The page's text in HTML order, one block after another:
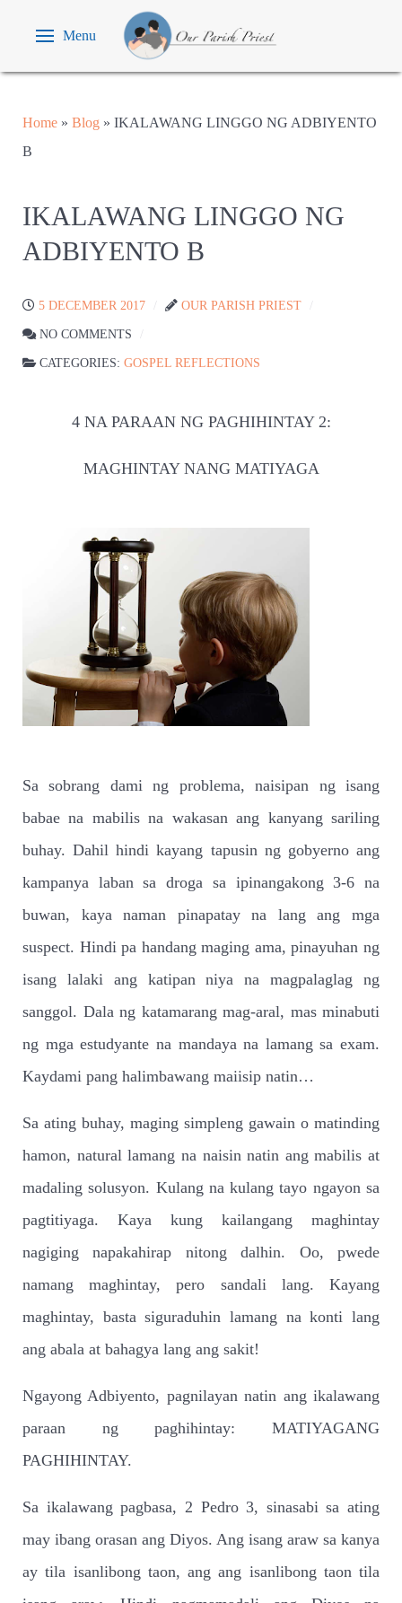
Menu
Home » Blog » IKALAWANG LINGGO NG ADBIYENTO
B
IKALAWANG LINGGO NG
ADBIYENTO B
5 DECEMBER 2017 OUR PARISH PRIEST
NO COMMENTS
CATEGORIES: GOSPEL REFLECTIONS
4 NA PARAAN NG PAGHIHINTAY 2:
MAGHINTAY NANG MATIYAGA
Sa sobrang dami ng problema, naisipan ng isang
babae na mabilis na wakasan ang kanyang sariling
buhay. Dahil hindi kayang tapusin ng gobyerno ang
kampanya laban sa droga sa ipinangakong 3-6 na
buwan, kaya naman pinapatay na lang ang mga
suspect. Hindi pa handang maging ama, pinayuhan ng
isang lalaki ang katipan niya na magpalaglag ng
sanggol. Dala ng katamarang mag-aral, mas minabuti
ng mga estudyante na mandaya na lamang sa exam.
Kaydami pang halimbawang maiisip natin…
Sa ating buhay, maging simpleng gawain o matinding
hamon, natural lamang na naisin natin ang mabilis at
madaling solusyon. Kulang na kulang tayo ngayon sa
pagtitiyaga. Kaya kung kailangang maghintay
nagiging napakahirap nitong dalhin. Oo, pwede
namang maghintay, pero sandali lang. Kayang
maghintay, basta siguraduhin lamang na konti lang
ang abala at bahagya lang ang sakit!
Ngayong Adbiyento, pagnilayan natin ang ikalawang
paraan ng paghihintay: MATIYAGANG
PAGHIHINTAY.
Sa ikalawang pagbasa, 2 Pedro 3, sinasabi sa ating
may ibang orasan ang Diyos. Ang isang araw sa kanya
ay tila isanlibong taon, ang ang isanlibong taon tila